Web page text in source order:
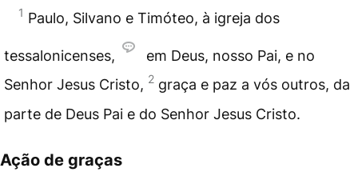
1 Paulo, Silvano e Timóteo, à igreja dos
tessalonicenses,
em Deus, nosso Pai, e no
Senhor Jesus Cristo, 2 graça e paz a vós outros, da
parte de Deus Pai e do Senhor Jesus Cristo.
Ação de graças